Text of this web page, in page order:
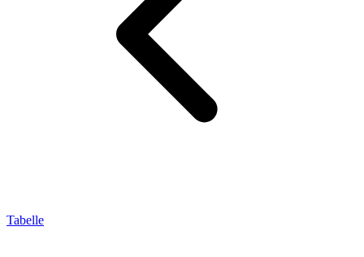
Tabelle